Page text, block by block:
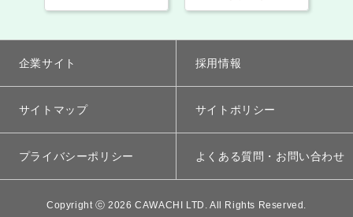
企業サイト 採用情報
サイトマップ サイトポリシー
プライバシーポリシー よくある質問・お問い合わせ
Copyright ⓒ 2026 CAWACHI LTD. All Rights Reserved.